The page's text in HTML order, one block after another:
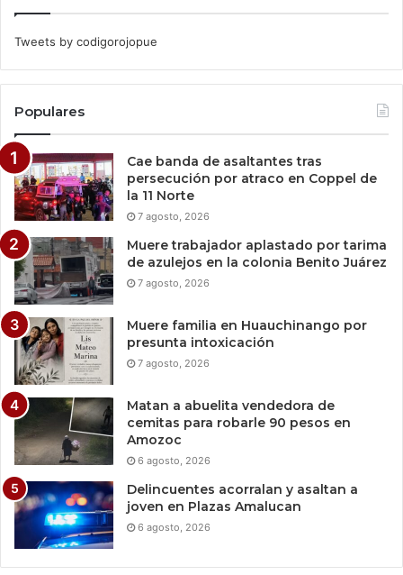
Tweets by codigorojopue
Populares
Cae banda de asaltantes tras
persecución por atraco en Coppel de
la 11 Norte
7 agosto, 2026
Muere trabajador aplastado por tarima
de azulejos en la colonia Benito Juárez
7 agosto, 2026
Muere familia en Huauchinango por
presunta intoxicación
7 agosto, 2026
Matan a abuelita vendedora de
cemitas para robarle 90 pesos en
Amozoc
6 agosto, 2026
Delincuentes acorralan y asaltan a
joven en Plazas Amalucan
6 agosto, 2026